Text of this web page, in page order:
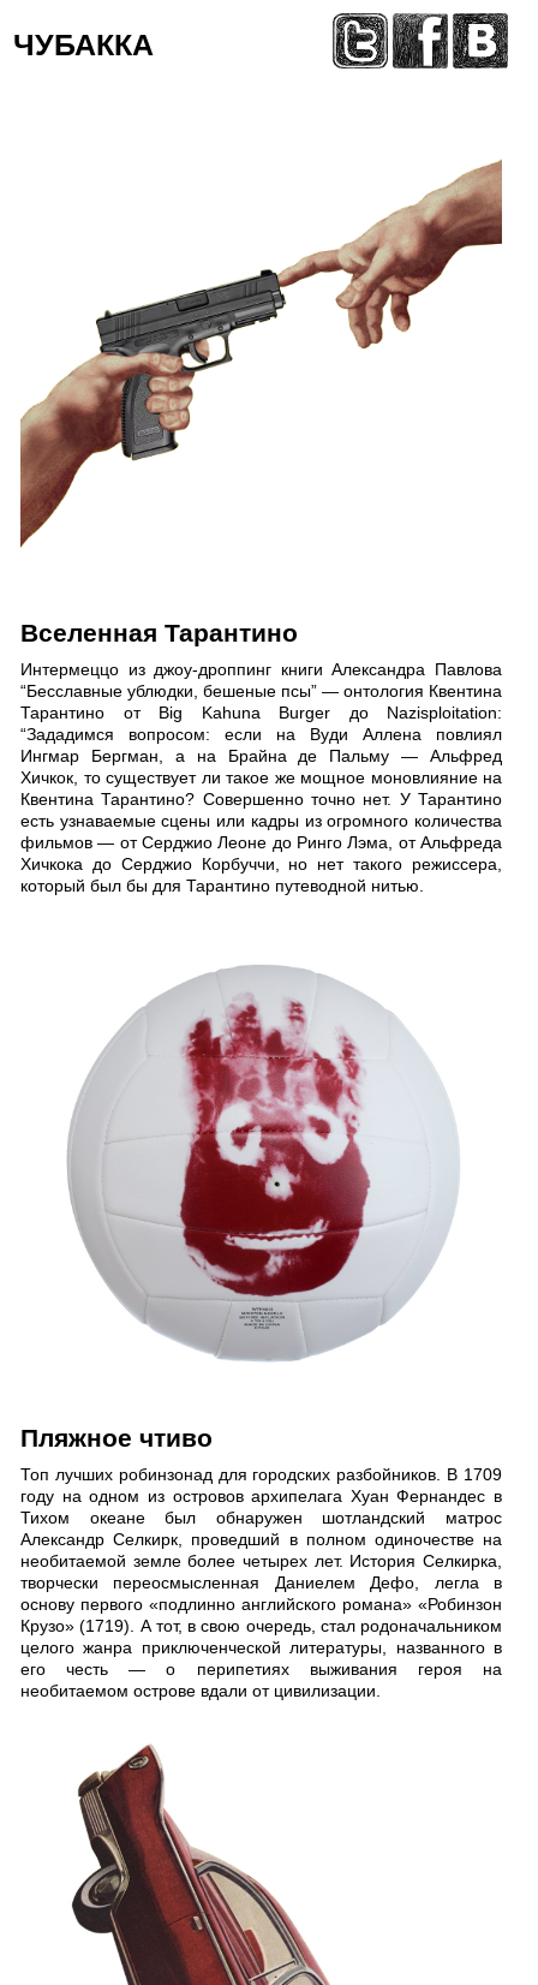
ЧУБАККА Меню
Вселенная Тарантино
Интермеццо из джоу-дроппинг книги Александра Павлова
“Бесславные ублюдки, бешеные псы” — онтология Квентина
Тарантино от Big Kahuna Burger до Nazisploitation:
“Зададимся вопросом: если на Вуди Аллена повлиял
Ингмар Бергман, а на Брайна де Пальму — Альфред
Хичкок, то существует ли такое же мощное моновлияние на
Квентина Тарантино? Совершенно точно нет. У Тарантино
есть узнаваемые сцены или кадры из огромного количества
фильмов — от Серджио Леоне до Ринго Лэма, от Альфреда
Хичкока до Серджио Корбуччи, но нет такого режиссера,
который был бы для Тарантино путеводной нитью.
Пляжное чтиво
Топ лучших робинзонад для городских разбойников. В 1709
году на одном из островов архипелага Хуан Фернандес в
Тихом океане был обнаружен шотландский матрос
Александр Селкирк, проведший в полном одиночестве на
необитаемой земле более четырех лет. История Селкирка,
творчески переосмысленная Даниелем Дефо, легла в
основу первого «подлинно английского романа» «Робинзон
Крузо» (1719). А тот, в свою очередь, стал родоначальником
целого жанра приключенческой литературы, названного в
его честь — о перипетиях выживания героя на
необитаемом острове вдали от цивилизации.